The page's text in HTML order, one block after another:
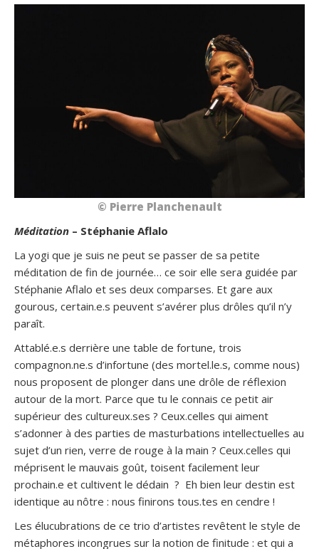
© Pierre Planchenault
Méditation – Stéphanie Aflalo
La yogi que je suis ne peut se passer de sa petite
méditation de fin de journée… ce soir elle sera guidée par
Stéphanie Aflalo et ses deux comparses. Et gare aux
gourous, certain.e.s peuvent s’avérer plus drôles qu’il n’y
paraît.
Attablé.e.s derrière une table de fortune, trois
compagnon.ne.s d’infortune (des mortel.le.s, comme nous)
nous proposent de plonger dans une drôle de réflexion
autour de la mort. Parce que tu le connais ce petit air
supérieur des cultureux.ses ? Ceux.celles qui aiment
s’adonner à des parties de masturbations intellectuelles au
sujet d’un rien, verre de rouge à la main ? Ceux.celles qui
méprisent le mauvais goût, toisent facilement leur
prochain.e et cultivent le dédain ? Eh bien leur destin est
identique au nôtre : nous finirons tous.tes en cendre !
Les élucubrations de ce trio d’artistes revêtent le style de
métaphores incongrues sur la notion de finitude : et qui a